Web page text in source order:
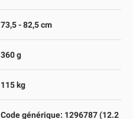
73,5 - 82,5 cm
360 g
115 kg
Code générique: 1296787 (12.2